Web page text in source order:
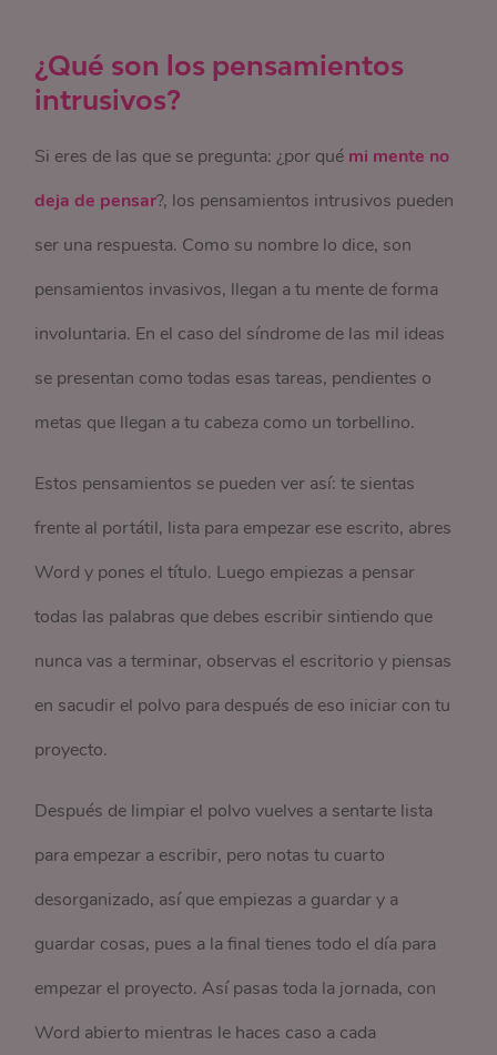
¿Qué son los pensamientos
intrusivos?
Si eres de las que se pregunta: ¿por qué mi mente no
deja de pensar?, los pensamientos intrusivos pueden
ser una respuesta. Como su nombre lo dice, son
pensamientos invasivos, llegan a tu mente de forma
involuntaria. En el caso del síndrome de las mil ideas
se presentan como todas esas tareas, pendientes o
metas que llegan a tu cabeza como un torbellino.
Estos pensamientos se pueden ver así: te sientas
frente al portátil, lista para empezar ese escrito, abres
Word y pones el título. Luego empiezas a pensar
todas las palabras que debes escribir sintiendo que
nunca vas a terminar, observas el escritorio y piensas
en sacudir el polvo para después de eso iniciar con tu
proyecto.
Después de limpiar el polvo vuelves a sentarte lista
para empezar a escribir, pero notas tu cuarto
desorganizado, así que empiezas a guardar y a
guardar cosas, pues a la final tienes todo el día para
empezar el proyecto. Así pasas toda la jornada, con
Word abierto mientras le haces caso a cada